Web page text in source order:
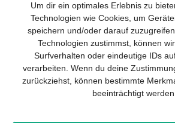
Um dir ein optimales Erlebnis zu
Technologien wie Cookies, um
speichern und/oder darauf
Technologien zustimmst, können
Surfverhalten oder eindeutige IDs
verarbeiten. Wenn du deine
zurückziehst, können bestimmte
beeinträchtigt werden.
dass sie in einem Verbund mit Teilen
nachhaltigen
jedes Unternehmen
Business Model
auf das Wesentliche
und stets im Blick zu
wirklich ankommt.
Abonnieren Sie